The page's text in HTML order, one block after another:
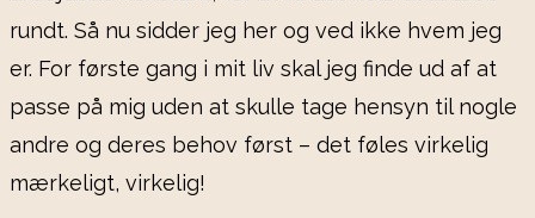
rundt. Så nu sidder jeg her og ved ikke hvem jeg
er. For første gang i mit liv skal jeg finde ud af at
passe på mig uden at skulle tage hensyn til nogle
andre og deres behov først – det føles virkelig
mærkeligt, virkelig!